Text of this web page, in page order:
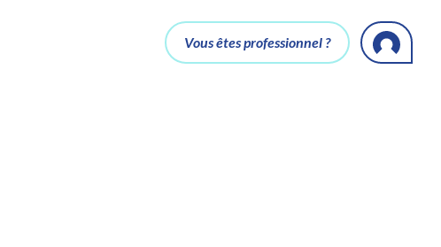
Vous êtes professionnel ?